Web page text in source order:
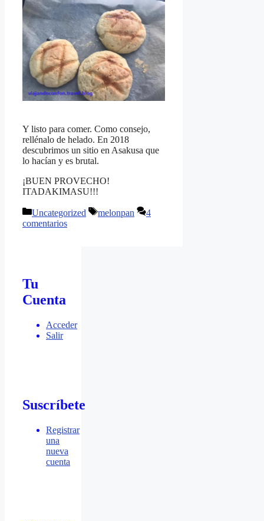
Y listo para comer. Como consejo,
rellénalo de helado. En 2018
descubrimos un sitio en Asakusa que
lo hacían y es brutal.
¡BUEN PROVECHO!
ITADAKIMASU!!!
Categorías
Uncategorized Etiquetas
melonpan
4
comentarios
Tu
Cuenta
Acceder
Salir
Suscríbete
Registrar
una
nueva
cuenta